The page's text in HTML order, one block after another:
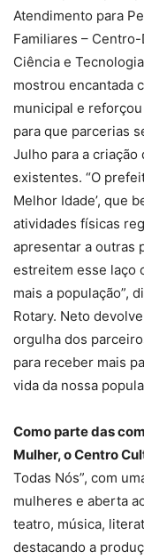
Atendimento para
Familiares –
Ciência e
mostrou encantada
municipal e
para que parcerias
Julho para a
existentes. “O
Melhor Idade’, que
atividades físicas
apresentar a outras
estreitem esse laço
mais a população”,
Rotary. Neto
orgulha dos
para receber mais
vida da nossa
Como parte das
Mulher, o Centro
Todas Nós”, com
mulheres e aberta
teatro, música,
destacando a